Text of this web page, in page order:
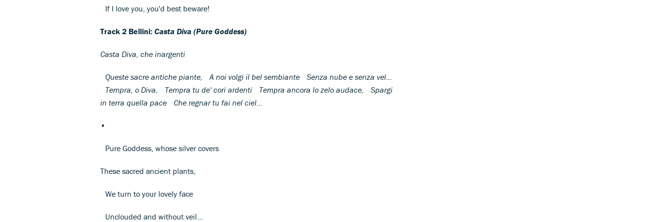
If I love you, you'd best beware!
Track 2 Bellini: Casta Diva (Pure Goddess)
Casta Diva, che inargenti
Queste sacre antiche piante, A noi volgi il bel sembiante Senza nube e senza vel...
Tempra, o Diva, Tempra tu de' cori ardenti Tempra ancora lo zelo audace, Spargi
in terra quella pace Che regnar tu fai nel ciel...
•
Pure Goddess, whose silver covers
These sacred ancient plants,
We turn to your lovely face
Unclouded and without veil...